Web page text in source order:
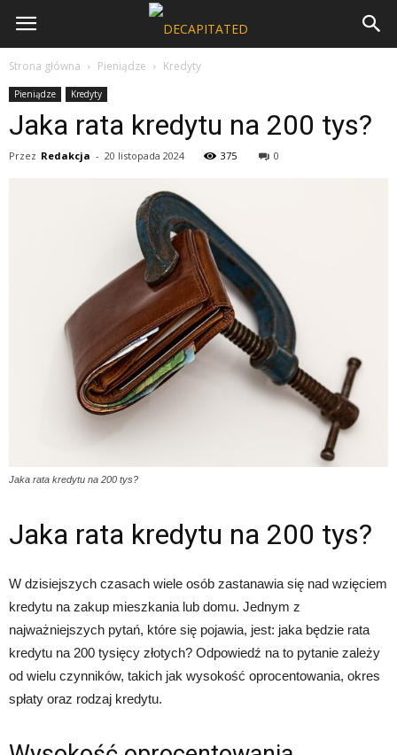
Strona główna Pieniądze Kredyty
Pieniądze Kredyty
Jaka rata kredytu na 200 tys?
Przez Redakcja - 20 listopada 2024 375 0
Jaka rata kredytu na 200 tys?
Jaka rata kredytu na 200 tys?
W dzisiejszych czasach wiele osób zastanawia się nad wzięciem
kredytu na zakup mieszkania lub domu. Jednym z
najważniejszych pytań, które się pojawia, jest: jaka będzie rata
kredytu na 200 tysięcy złotych? Odpowiedź na to pytanie zależy
od wielu czynników, takich jak wysokość oprocentowania, okres
spłaty oraz rodzaj kredytu.